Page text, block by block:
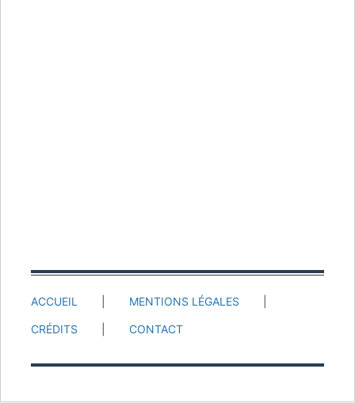
ACCUEIL MENTIONS LÉGALES
CRÉDITS CONTACT